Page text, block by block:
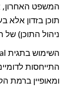
האחרון,
התוכן) של
ברמת